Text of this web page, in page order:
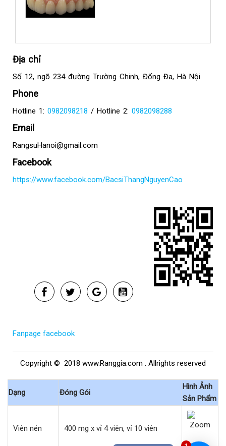
Địa chỉ
Số 12, ngõ 234 đường Trường Chinh, Đống Đa, Hà Nội
Phone
Hotline 1: 0982098218 / Hotline 2: 0982098288
Email
RangsuHanoi@gmail.com
Facebook
https://www.facebook.com/BacsiThangNguyenCao
Fanpage facebook
Copyright © 2018 www.Ranggia.com . Allrights reserved
Dạng Đóng Gói
Hình Ảnh
Sản Phẩm
Viên nén 400 mg x vỉ 4 viên, vỉ 10 viên